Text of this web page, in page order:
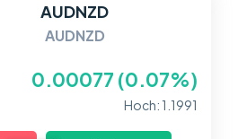
AUDNZD
AUDNZD
0.00077 (0.07%)
Hoch: 1.1991